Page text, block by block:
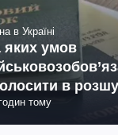
в Україні
яких умов
в
тому